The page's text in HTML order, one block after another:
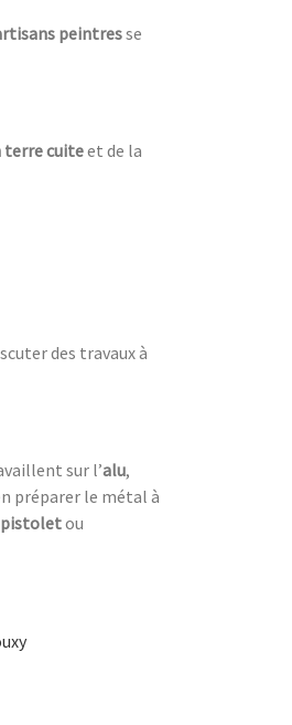
peintresse
cuiteet de la
des travaux à
sur l’alu,
préparer le métal à
pistoletou